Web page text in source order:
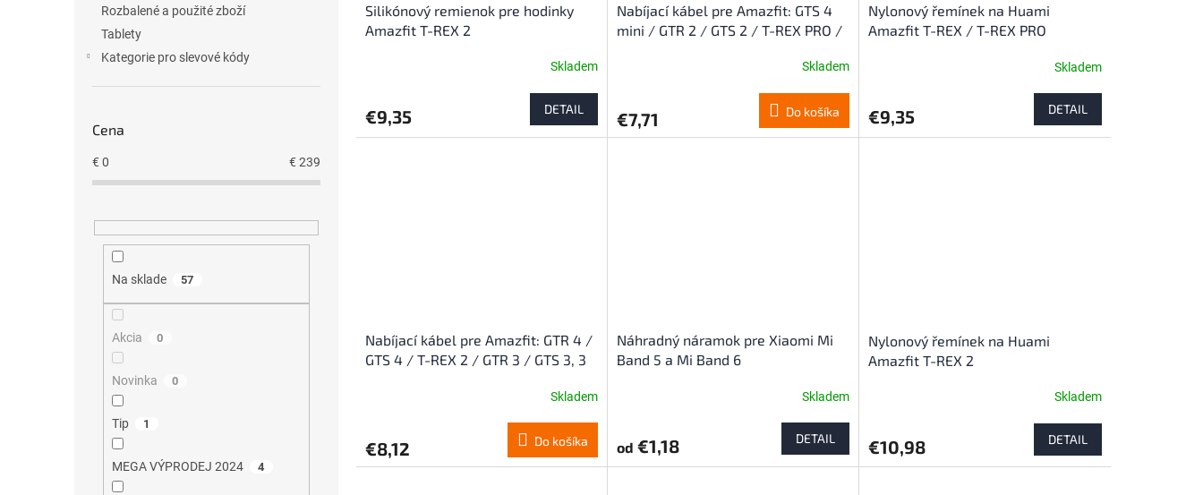
Rozbalené a použité zboží
Tablety
Kategorie pro slevové kódy
Cena
€ 0 € 239
Na sklade 57
Akcia 0
Novinka 0
Tip 1
MEGA VÝPRODEJ 2024 4
Silikónový remienok pre hodinky
Amazfit T-REX 2
Skladem
€9,35 DETAIL
Nabíjací kábel pre Amazfit: GTS 4
mini / GTR 2 / GTS 2 / T-REX PRO /
Skladem
€7,71 Do košíka
Nylonový řemínek na Huami
Amazfit T-REX / T-REX PRO
Skladem
€9,35 DETAIL
Nabíjací kábel pre Amazfit: GTR 4 /
GTS 4 / T-REX 2 / GTR 3 / GTS 3, 3
Skladem
€8,12 Do košíka
Náhradný náramok pre Xiaomi Mi
Band 5 a Mi Band 6
je
4,3
Skladem
od €1,18 DETAIL
Nylonový řemínek na Huami
Amazfit T-REX 2
Skladem
€10,98 DETAIL